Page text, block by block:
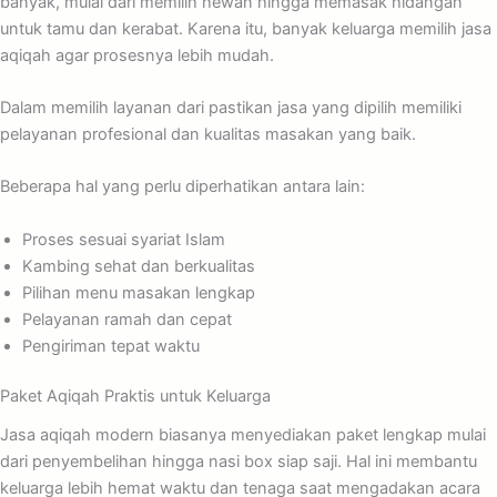
untuk tamu dan kerabat. Karena itu, banyak keluarga memilih jasa
aqiqah agar prosesnya lebih mudah.
Dalam memilih layanan dari pastikan jasa yang dipilih memiliki
pelayanan profesional dan kualitas masakan yang baik.
Beberapa hal yang perlu diperhatikan antara lain:
Proses sesuai syariat Islam
Kambing sehat dan berkualitas
Pilihan menu masakan lengkap
Pelayanan ramah dan cepat
Pengiriman tepat waktu
Paket Aqiqah Praktis untuk Keluarga
Jasa aqiqah modern biasanya menyediakan paket lengkap mulai
dari penyembelihan hingga nasi box siap saji. Hal ini membantu
keluarga lebih hemat waktu dan tenaga saat mengadakan acara